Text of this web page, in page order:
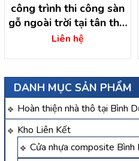
DANH MỤC SẢN PHẨM
Hoàn thiện nhà thô tại Bình
Kho Liên Kết
Cửa nhựa composite Bình
công trình thi công sàn
gỗ ngoài trời tại tân thới
nhị hóc môn- hồ chí minh
Liên hệ